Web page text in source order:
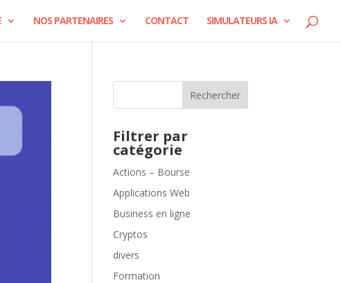
NOS PARTENAIRES CONTACT SIMULATEURS IA
Rechercher
Filtrer par
catégorie
Actions – Bourse
Applications Web
Business en ligne
Cryptos
divers
Formation